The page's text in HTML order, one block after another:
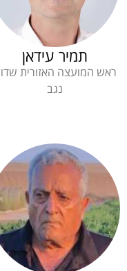
תמיר עידאן
ראש המועצה האזורית שדות
נגב